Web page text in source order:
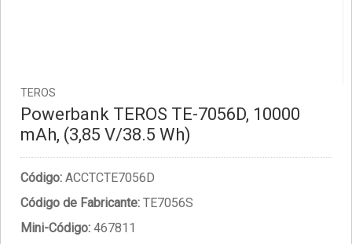
TEROS
Powerbank TEROS TE-7056D, 10000
mAh, (3,85 V/38.5 Wh)
Código: ACCTCTE7056D
Código de Fabricante: TE7056S
Mini-Código: 467811